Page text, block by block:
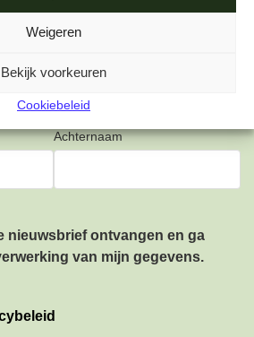
Weigeren
Bekijk voorkeuren
Cookiebeleid
Achternaam
nieuwsbrief ontvangen en ga
van mijn gegevens.